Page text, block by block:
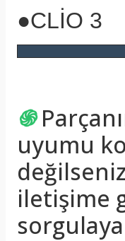
●CLİO 3
֍
uyumu
iletişime